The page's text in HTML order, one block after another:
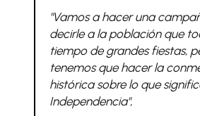
"Vamos a hacer una
decirle a la población que
tiempo de grandes fiestas,
tenemos que hacer la
histórica sobre lo que
Independencia",